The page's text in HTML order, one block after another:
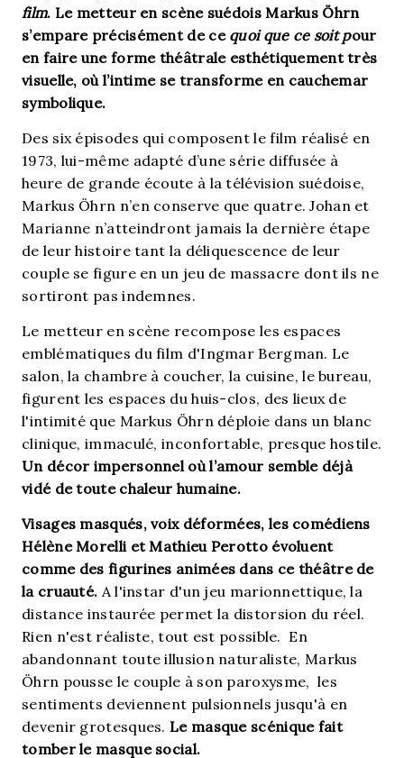
film. Le metteur en scène suédois Markus Öhrn
s’empare précisément de ce quoi que ce soit pour
en faire une forme théâtrale esthétiquement très
visuelle, où l’intime se transforme en cauchemar
symbolique.
Des six épisodes qui composent le film réalisé en
1973, lui-même adapté d’une série diffusée à
heure de grande écoute à la télévision suédoise,
Markus Öhrn n’en conserve que quatre. Johan et
Marianne n’atteindront jamais la dernière étape
de leur histoire tant la déliquescence de leur
couple se figure en un jeu de massacre dont ils ne
sortiront pas indemnes.
Le metteur en scène recompose les espaces
emblématiques du film d'Ingmar Bergman. Le
salon, la chambre à coucher, la cuisine, le bureau,
figurent les espaces du huis-clos, des lieux de
l'intimité que Markus Öhrn déploie dans un blanc
clinique, immaculé, inconfortable, presque hostile.
Un décor impersonnel où l’amour semble déjà
vidé de toute chaleur humaine.
Visages masqués, voix déformées, les comédiens
Hélène Morelli et Mathieu Perotto évoluent
comme des figurines animées dans ce théâtre de
la cruauté. A l'instar d'un jeu marionnettique, la
distance instaurée permet la distorsion du réel.
Rien n'est réaliste, tout est possible. En
abandonnant toute illusion naturaliste, Markus
Öhrn pousse le couple à son paroxysme, les
sentiments deviennent pulsionnels jusqu'à en
devenir grotesques. Le masque scénique fait
tomber le masque social.